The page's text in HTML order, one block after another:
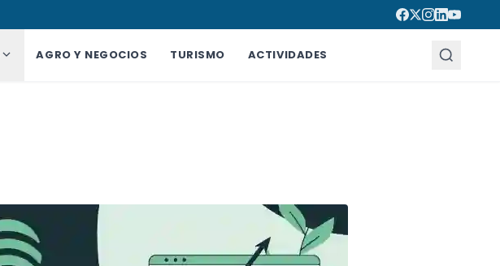
AGRO Y NEGOCIOS TURISMO ACTIVIDADES